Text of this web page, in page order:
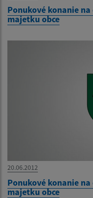
Ponukové konanie
majetku obce
20.06.2012
Ponukové konanie
majetku obce